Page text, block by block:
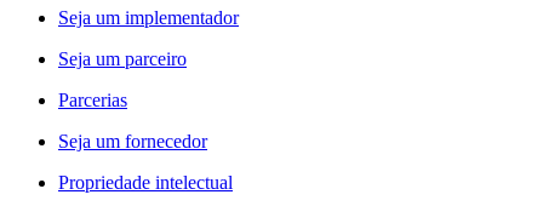
Seja um implementador
Seja um parceiro
Parcerias
Seja um fornecedor
Propriedade intelectual